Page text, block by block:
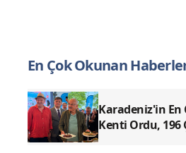
En Çok Okunan
Karadeniz'in
Kenti Ordu, 196